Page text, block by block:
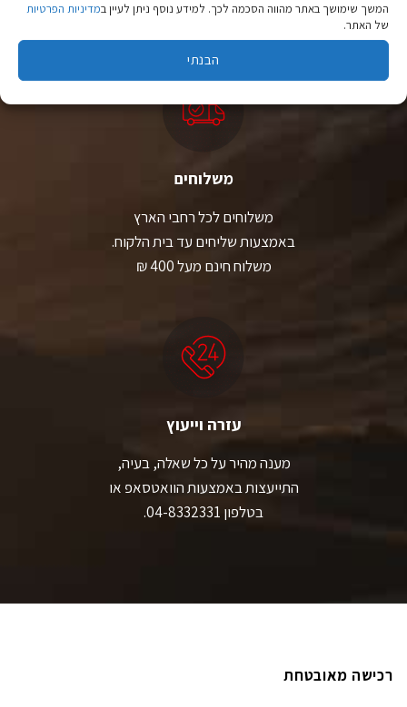
המשך שימושך באתר מהווה הסכמה לכך. למידע נוסף ניתן לעיין במדיניות הפרטיות
של האתר.
הבנתי
יבוא ישיר לצד מותגים מובילים במחירים ללא תחרות.
משלוחים
משלוחים לכל רחבי הארץ
באמצעות שליחים עד בית הלקוח.
משלוח חינם מעל 400 ₪
עזרה וייעוץ
מענה מהיר על כל שאלה, בעיה,
התייעצות באמצעות הוואטסאפ או
בטלפון 04-8332331.
רכישה מאובטחת